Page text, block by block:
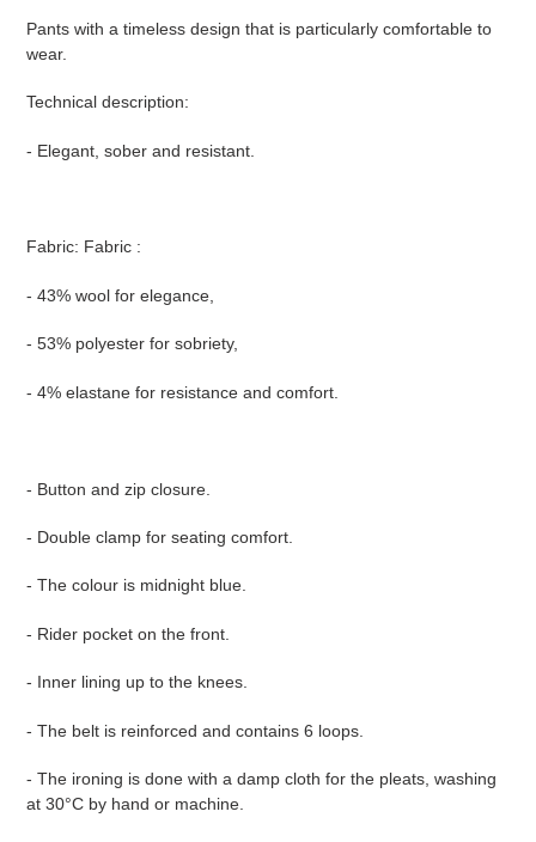
Pants with a timeless design that is particularly comfortable to
wear.
Technical description:
- Elegant, sober and resistant.
Fabric: Fabric :
- 43% wool for elegance,
- 53% polyester for sobriety,
- 4% elastane for resistance and comfort.
- Button and zip closure.
- Double clamp for seating comfort.
- The colour is midnight blue.
- Rider pocket on the front.
- Inner lining up to the knees.
- The belt is reinforced and contains 6 loops.
- The ironing is done with a damp cloth for the pleats, washing
at 30°C by hand or machine.